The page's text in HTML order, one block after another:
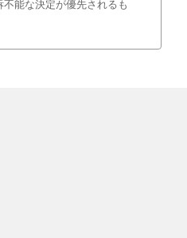
能な決定が優先されるも